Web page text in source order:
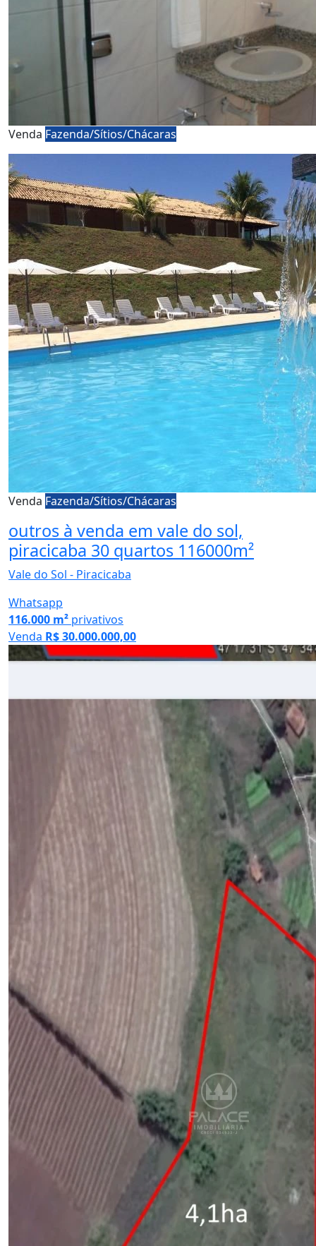
Venda Fazenda/Sítios/Chácaras
Venda Fazenda/Sítios/Chácaras
outros à venda em vale do sol,
piracicaba 30 quartos 116000m²
Vale do Sol - Piracicaba
Whatsapp
116.000 m² privativos
Venda R$ 30.000.000,00